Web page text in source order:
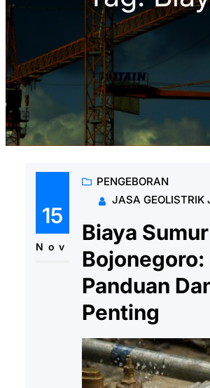
15
Nov
PENGEBORAN
JASA GEOLISTRIK
Biaya
Bojonegoro:
Panduan
Penting